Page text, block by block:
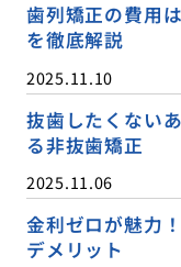
歯列矯正の費用
を徹底解説
2025.11.10
抜歯したくない
る非抜歯矯正
2025.11.06
金利ゼロが魅力
デメリット